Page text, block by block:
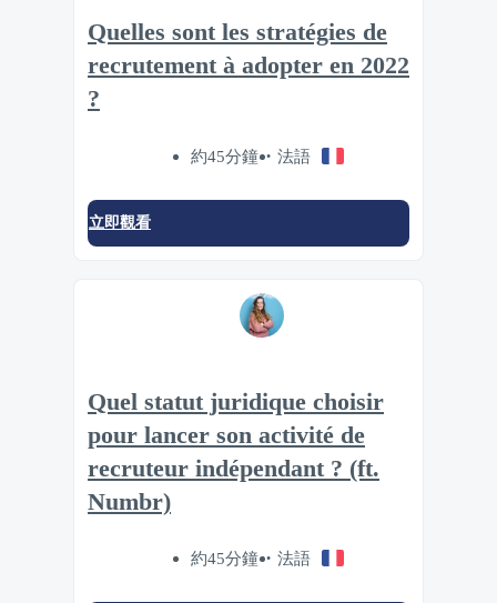
Quelles sont les stratégies de
recrutement à adopter en 2022
?
約45分鐘 法語
立即觀看
Quel statut juridique choisir
pour lancer son activité de
recruteur indépendant ? (ft.
Numbr)
約45分鐘 法語